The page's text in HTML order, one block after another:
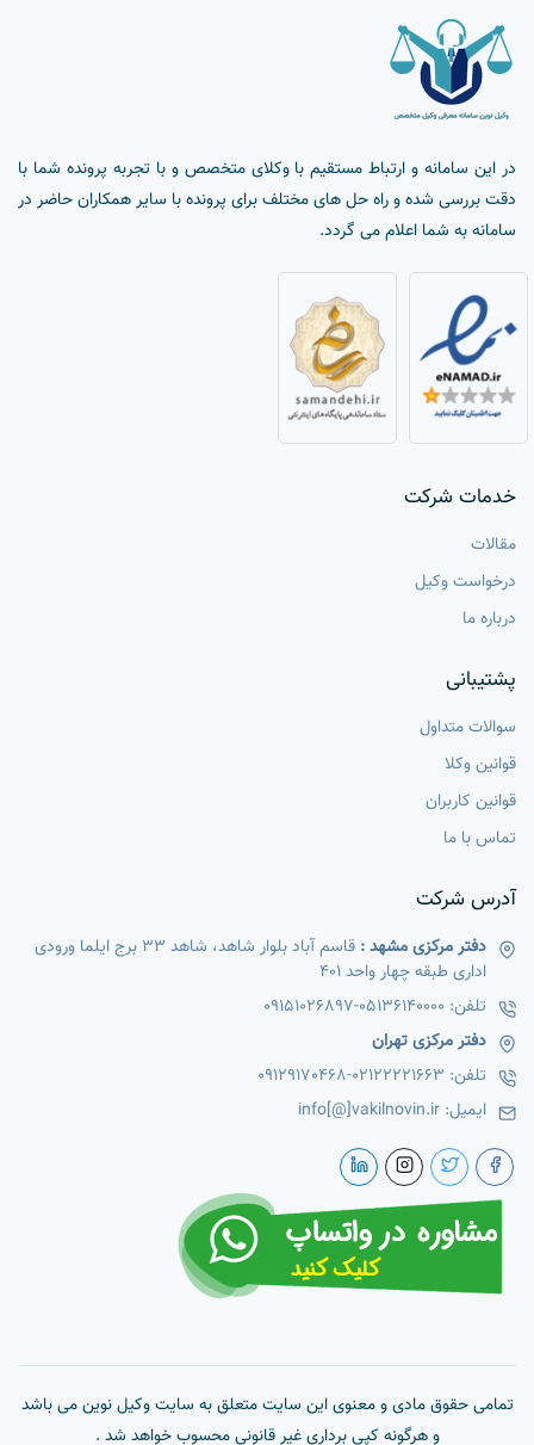
در این سامانه و ارتباط مستقیم با وکلای متخصص و با تجربه پرونده شما با
دقت بررسی شده و راه حل های مختلف برای پرونده با سایر همکاران حاضر در
سامانه به شما اعلام می گردد.
خدمات شرکت
مقالات
درخواست وکیل
درباره ما
پشتیبانی
سوالات متداول
قوانین وکلا
قوانین کاربران
تماس با ما
آدرس شرکت
دفتر مرکزی مشهد :
قاسم آباد بلوار شاهد، شاهد 33 برج ایلما ورودی
اداری طبقه چهار واحد 401
تلفن: 05136140000
-
09151026897
دفتر مرکزی تهران
تلفن: 02122221663
-
09129170468
ایمیل: info[@]vakilnovin.ir
تمامی حقوق مادی و معنوی این سایت متعلق به سایت وکیل نوین می باشد
و هرگونه کپی برداری غیر قانونی محسوب خواهد شد .